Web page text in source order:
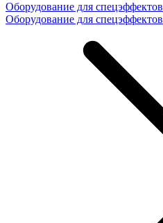
Оборудование для спецэффектов
Оборудование для спецэффектов